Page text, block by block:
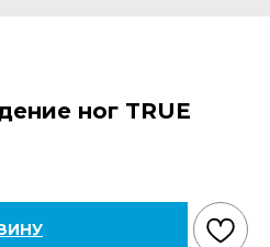
ног TRUE